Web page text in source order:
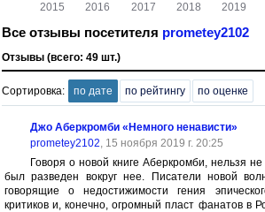
Все отзывы посетителя prometey2102
Отзывы (всего: 49 шт.)
Сортировка: по дате по рейтингу по оценке
Джо Аберкромби «Немного ненависти»
prometey2102, 15 ноября 2019 г. 20:25
Говоря о новой книге Аберкромби, нельзя
был разведен вокруг нее. Писатели новой
говорящие о недостижимости гения
критиков и, конечно, огромный пласт фанатов в